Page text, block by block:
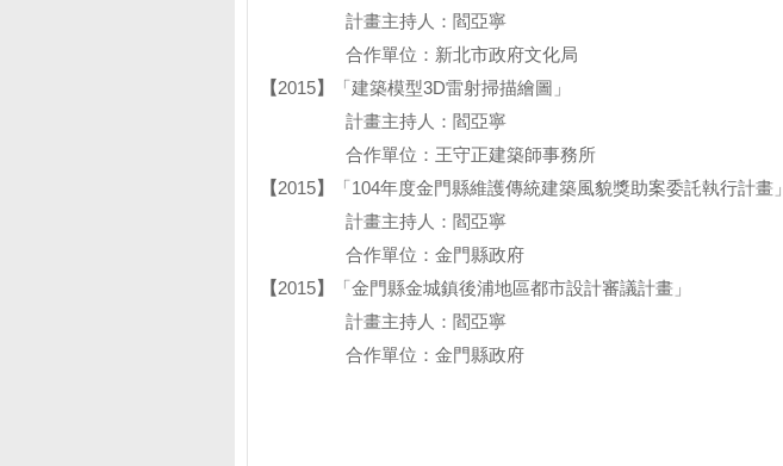
計畫主持人：閻亞寧
合作單位：新北市政府文化局
【2015】
「建築模型3D雷射掃描繪圖」
計畫主持人：閻亞寧
合作單位：王守正建築師事務所
【2015】
「104年度金門縣維護傳統建築風貌獎助案委託執行計畫」
計畫主持人：閻亞寧
合作單位：金門縣政府
【2015】
「金門縣金城鎮後浦地區都市設計審議計畫」
計畫主持人：閻亞寧
合作單位：金門縣政府